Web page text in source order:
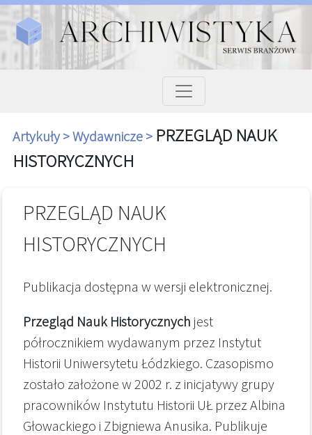
Artykuły >Wydawnicze > PRZEGLĄD NAUK
HISTORYCZNYCH
PRZEGLĄD NAUK
HISTORYCZNYCH
Publikacja dostępna w wersji elektronicznej.
Przegląd Nauk Historycznych jest
półrocznikiem wydawanym przez Instytut
Historii Uniwersytetu Łódzkiego. Czasopismo
zostało założone w 2002 r. z inicjatywy grupy
pracowników Instytutu Historii UŁ przez Albina
Głowackiego i Zbigniewa Anusika. Publikuje